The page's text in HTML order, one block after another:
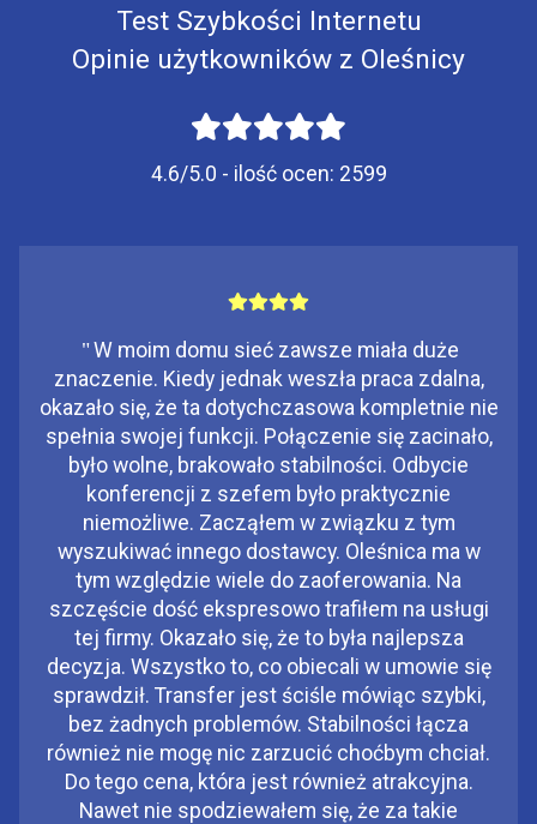
Test Szybkości Internetu
Opinie użytkowników z Oleśnicy
4.6/5.0 - ilość ocen: 2599
"W moim domu sieć zawsze miała duże
znaczenie. Kiedy jednak weszła praca zdalna,
okazało się, że ta dotychczasowa kompletnie nie
spełnia swojej funkcji. Połączenie się zacinało,
było wolne, brakowało stabilności. Odbycie
konferencji z szefem było praktycznie
niemożliwe. Zacząłem w związku z tym
wyszukiwać innego dostawcy. Oleśnica ma w
tym względzie wiele do zaoferowania. Na
szczęście dość ekspresowo trafiłem na usługi
tej firmy. Okazało się, że to była najlepsza
decyzja. Wszystko to, co obiecali w umowie się
sprawdził. Transfer jest ściśle mówiąc szybki,
bez żadnych problemów. Stabilności łącza
również nie mogę nic zarzucić choćbym chciał.
Do tego cena, która jest również atrakcyjna.
Nawet nie spodziewałem się, że za takie